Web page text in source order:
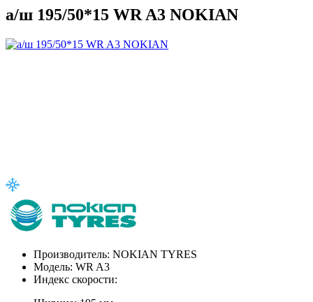
а/ш 195/50*15 WR A3 NOKIAN
Производитель: NOKIAN TYRES
Модель: WR A3
Индекс скорости: